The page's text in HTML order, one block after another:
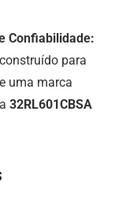
Confiabilidade:
para
uma marca
32RL601CBSA